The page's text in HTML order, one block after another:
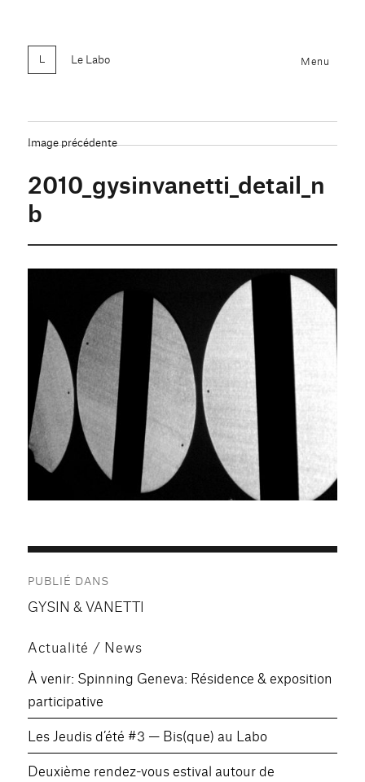
Le Labo Menu
Image précédente
2010_gysinvanetti_detail_n
b
de
PUBLIÉ DANS
GYSIN & VANETTI
Actualité / News
À venir: Spinning Geneva: Résidence & exposition
participative
Les Jeudis d’été #3 — Bis(que) au Labo
Deuxième rendez-vous estival autour de